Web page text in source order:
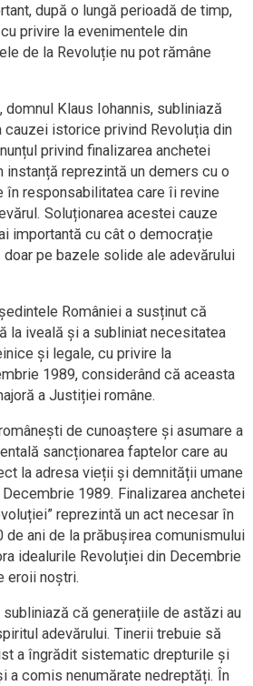
după o lungă perioadă de timp,
privire la evenimentele din
de la Revoluție nu pot rămâne
Klaus Iohannis, subliniază
istorice privind Revoluția din
privind finalizarea anchetei
reprezintă un demers cu o
responsabilitatea care îi revine
Soluționarea acestei cauze
importantă cu cât o democrație
pe bazele solide ale adevărului
României a susținut că
la iveală și a subliniat necesitatea
și legale, cu privire la
1989, considerând că aceasta
a Justiției române.
de cunoaștere și asumare a
sancționarea faptelor care au
la adresa vieții și demnității umane
1989. Finalizarea anchetei
reprezintă un act necesar în
de ani de la prăbușirea comunismului
idealurile Revoluției din Decembrie
eroii noștri.
că generațiile de astăzi au
adevărului. Tinerii trebuie să
a îngrădit sistematic drepturile și
a comis nenumărate nedreptăți. În